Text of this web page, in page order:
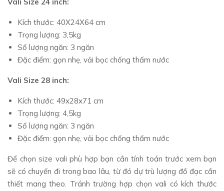
Kích thước: 40X24X64 cm
Trọng lượng: 3,5kg
Số lượng ngăn: 3 ngăn
Đặc điểm: gọn nhẹ, vải bọc chống thấm nước
Vali Size 28 inch:
Kích thước: 49x28x71 cm
Trọng lượng: 4,5kg
Số lượng ngăn: 3 ngăn
Đặc điểm: gọn nhẹ, vải bọc chống thấm nước
Để chọn size vali phù hợp bạn cần tính toán trước xem bạn
sẽ có chuyến đi trong bao lâu, từ đó dự trù lượng đồ đạc cần
thiết mang theo. Tránh trường hợp chọn vali có kích thước